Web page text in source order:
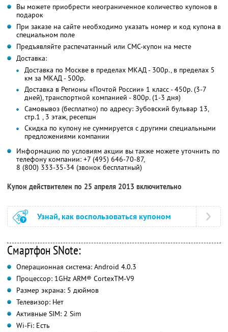
Вы можете приобрести неограниченное количество купонов в
подарок
При заказе на сайте необходимо указать номер и код купона в
специальном поле
Предъявляйте распечатанный или СМС-купон на месте
Доставка:
Доставка по Москве в пределах МКАД - 300р., в пределах 5
км за МКАД - 500р.
Доставка в Регионы «Почтой России» 1 класс - 450р. (3-7
дней), транспортной компанией - 800р. (1-3 дня)
Самовывоз (бесплатно) по адресу: Зубовский бульвар 13,
стр.1 , 3 этаж, ресепшн
Скидка по купону не суммируется с другими специальными
предложениями компании
Информацию по условиям акции вы также можете уточнить по
телефону компании: +7 (495) 646-70-87,
8 (800) 333-35-34 (звонок бесплатный)
Купон действителен по 25 апреля 2013 включительно
Узнай, как воспользоваться купоном
Смартфон SNote:
Операционная система: Android 4.0.3
Процессор: 1GHz ARM® CortexTM-V9
Размер экрана: 5 дюймов
Телевизор: Нет
Активные SIM: 2 Sim
Wi-Fi: Есть